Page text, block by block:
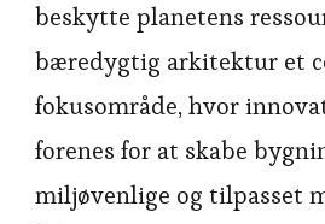
beskytte planetens
bæredygtig arkitektur et
fokusområde, hvor
forenes for at skabe
miljøvenlige og tilpasset